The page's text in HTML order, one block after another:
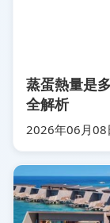
蒸蛋熱量是
全解析
2026年06月08